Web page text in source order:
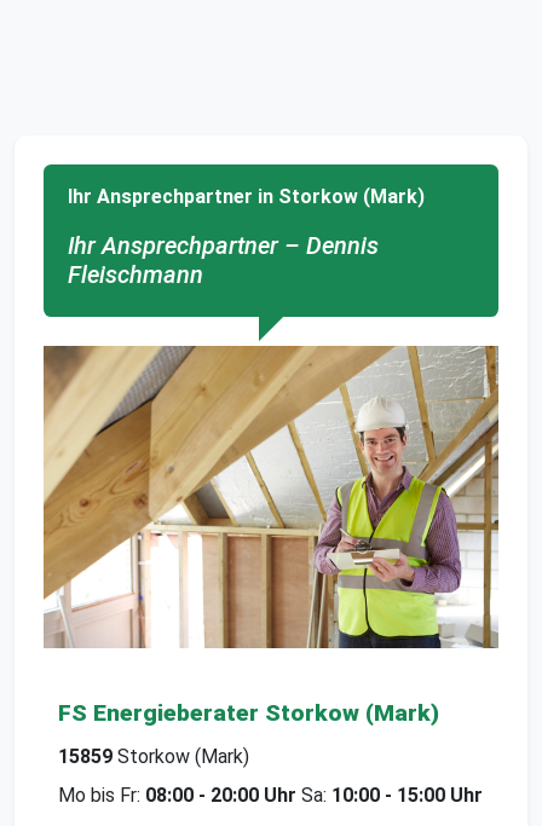
Ihr Ansprechpartner in Storkow (Mark)
Ihr Ansprechpartner – Dennis
Fleischmann
FS Energieberater Storkow (Mark)
15859 Storkow (Mark)
Mo bis Fr: 08:00 - 20:00 Uhr Sa: 10:00 - 15:00 Uhr